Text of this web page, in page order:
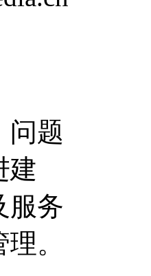
问题
建
服务
。